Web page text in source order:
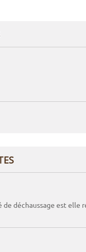
déchaussage est elle